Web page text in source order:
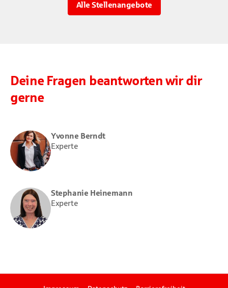
Alle Stellenangebote
Deine Fragen beantworten wir dir
gerne
Yvonne Berndt
Experte
Stephanie Heinemann
Experte